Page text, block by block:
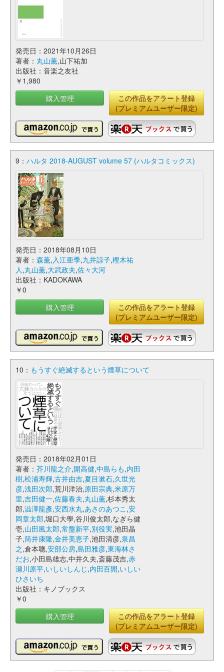
発売日：2021年10月26日
著者： 丸山薫,山下祐加
出版社：音楽之友社
￥1,980
購入管理
この作品をアラート登録
(プレミアムユーザー限定)
9： ハルタ 2018-AUGUST volume 57 (ハルタコミックス)
発売日：2018年08月10日
著者： 森薫,入江亜季,九井諒子,樫木祐
人,丸山薫,大武政夫,佐々大河
出版社：KADOKAWA
￥0
購入管理
この作品をアラート登録
(プレミアムユーザー限定)
10： もうすぐ絶滅するという煙草について
発売日：2018年02月01日
著者： 芥川龍之介,開高健,中島らも,内田
樹,松浦寿輝,古井由吉,夏目漱石,久世光
彦,浅田次郎,荒川洋治,原田宗典,米原万
里,吉田健一,佐藤春夫,丸山薫,杉本秀太
郎,澁澤龍彥,安西水丸,あさのあつこ ,安
岡章太郎,堀口大學,谷川俊太郎,なぎら健
壱,山田風太郎,常盤新平,別役実,池田晶
子,筒井康隆,金井美恵子,池田清彦,泉昌
之,倉本聰,安部公房,島田雅彦,東海林さ
だお,小田島雄志,中井久夫,斎藤茂吉,赤
瀬川原平,いしいしんじ,内田百閒,いしい
ひさいち
出版社：キノブックス
￥0
購入管理
この作品をアラート登録
(プレミアムユーザー限定)